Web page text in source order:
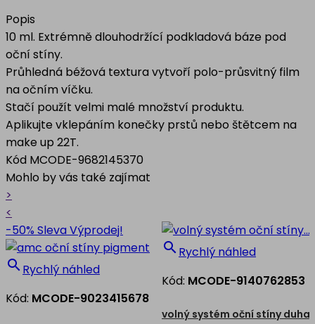
Popis
10 ml. Extrémně dlouhodržící podkladová báze pod
oční stíny.
Průhledná béžová textura vytvoří polo-průsvitný film
na očním víčku.
Stačí použít velmi malé množství produktu.
Aplikujte vklepáním konečky prstů nebo štětcem na
make up 22T.
Kód MCODE-9682145370
Mohlo by vás také zajímat
>
<
-50% SlevaVýprodej!
 Rychlý náhled
Kód: MCODE-9023415678
 Rychlý náhled
Kód: MCODE-9140762853
volný systém oční stíny duha